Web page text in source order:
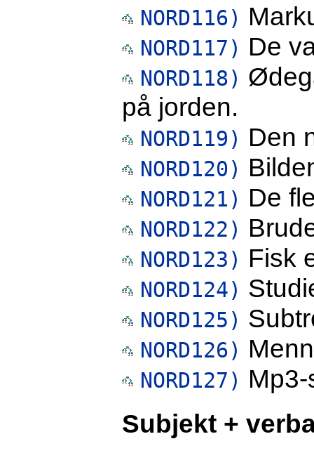
NORD116)
NORD117) De
NORD118)
på jorden.
NORD119) Den
NORD120)
NORD121) De
NORD122)
NORD123) Fisk
NORD124)
NORD125)
NORD126)
NORD127)
Subjekt +